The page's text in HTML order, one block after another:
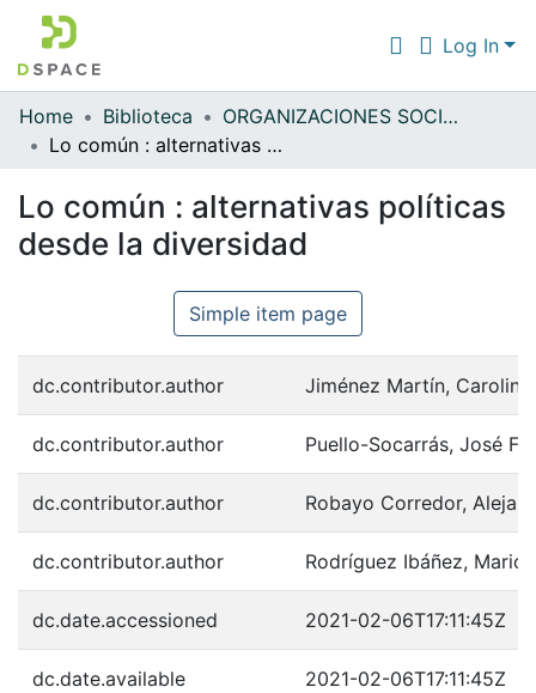
Log In
Communities & Collections
Statistics
Home Biblioteca
ORGANIZACIONES SOCIALES POPULARES
Lo común : alternativas políticas desde la diversidad
Lo común : alternativas políticas
desde la diversidad
Simple item page
dc.contributor.author Jiménez Martín, Carolina
dc.contributor.author Puello-Socarrás, José
dc.contributor.author Robayo Corredor,
dc.contributor.author Rodríguez Ibáñez, Mario
dc.date.accessioned 2021-02-06T17:11:45Z
dc.date.available 2021-02-06T17:11:45Z